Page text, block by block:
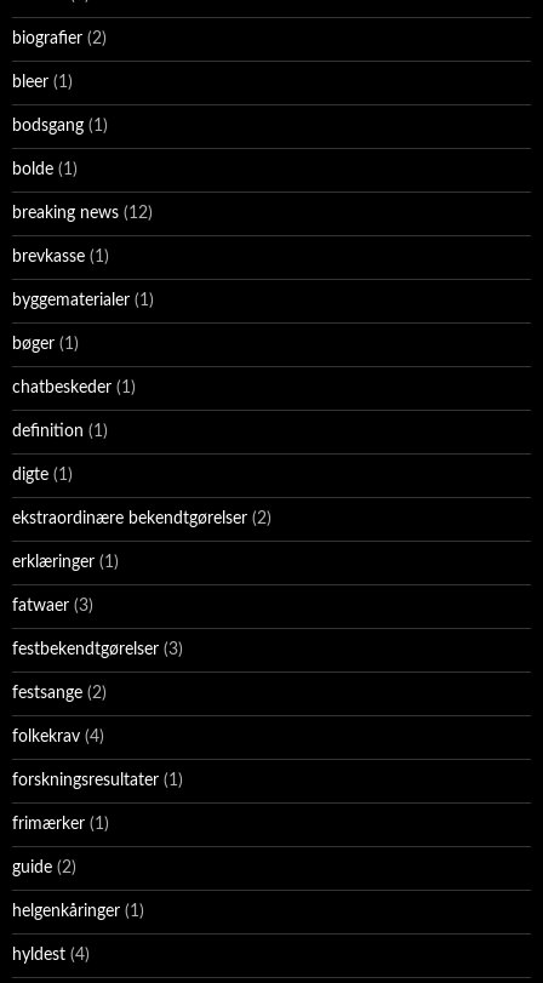
biografier (2)
bleer (1)
bodsgang (1)
bolde (1)
breaking news (12)
brevkasse (1)
byggematerialer (1)
bøger (1)
chatbeskeder (1)
definition (1)
digte (1)
ekstraordinære bekendtgørelser (2)
erklæringer (1)
fatwaer (3)
festbekendtgørelser (3)
festsange (2)
folkekrav (4)
forskningsresultater (1)
frimærker (1)
guide (2)
helgenkåringer (1)
hyldest (4)